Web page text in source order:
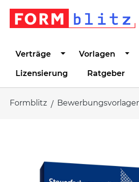
Zur Hauptnavigation
Verträge Vorlagen
Lizensierung Ratgeber
Formblitz